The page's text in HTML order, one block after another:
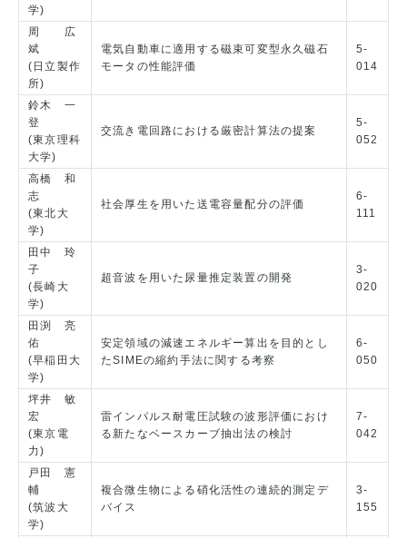
学)
周 広
斌
(日立製作
所)
電気自動車に適用する磁束可変型永久磁石
モータの性能評価
5-
014
鈴木 一
登
(東京理科
大学)
交流き電回路における厳密計算法の提案
5-
052
高橋 和
志
(東北大
学)
社会厚生を用いた送電容量配分の評価
6-
111
田中 玲
子
(長崎大
学)
超音波を用いた尿量推定装置の開発
3-
020
田渕 亮
佑
(早稲田大
学)
安定領域の減速エネルギー算出を目的とし
たSIMEの縮約手法に関する考察
6-
050
坪井 敏
宏
(東京電
力)
雷インパルス耐電圧試験の波形評価におけ
る新たなベースカーブ抽出法の検討
7-
042
戸田 憲
輔
(筑波大
学)
複合微生物による硝化活性の連続的測定デ
バイス
3-
155